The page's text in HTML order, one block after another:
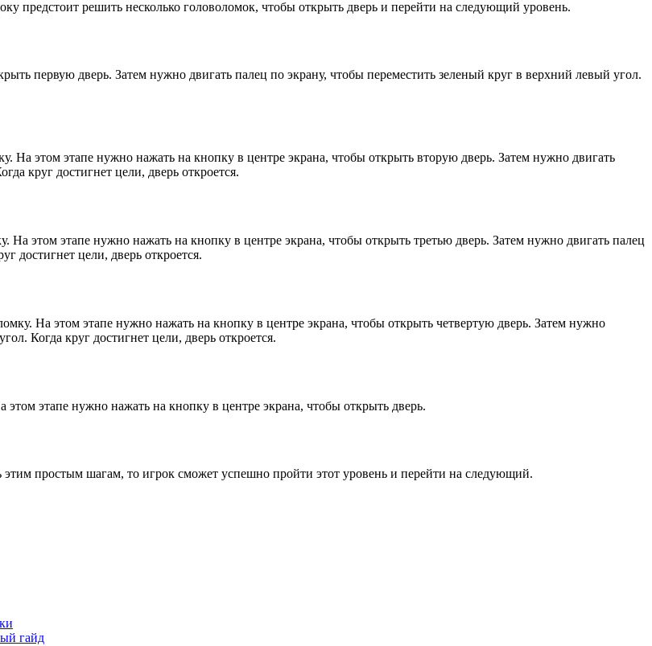
предстоит решить несколько головоломок, чтобы открыть дверь и перейти на следующий уровень.
первую дверь. Затем нужно двигать палец по экрану, чтобы переместить зеленый круг в верхний левый угол.
На этом этапе нужно нажать на кнопку в центре экрана, чтобы открыть вторую дверь. Затем нужно двигать
круг достигнет цели, дверь откроется.
этом этапе нужно нажать на кнопку в центре экрана, чтобы открыть третью дверь. Затем нужно двигать палец
достигнет цели, дверь откроется.
На этом этапе нужно нажать на кнопку в центре экрана, чтобы открыть четвертую дверь. Затем нужно
Когда круг достигнет цели, дверь откроется.
этапе нужно нажать на кнопку в центре экрана, чтобы открыть дверь.
простым шагам, то игрок сможет успешно пройти этот уровень и перейти на следующий.
гайд